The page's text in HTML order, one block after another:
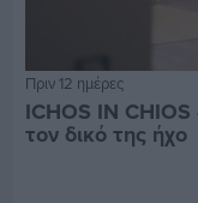
Πριν 12 ημέρες
ICHOS IN
τον δικό της ήχο